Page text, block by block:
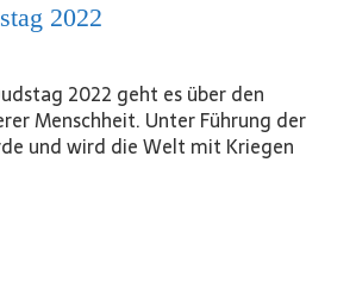
2022
2022 geht es über den
Menschheit. Unter Führung der
und wird die Welt mit Kriegen